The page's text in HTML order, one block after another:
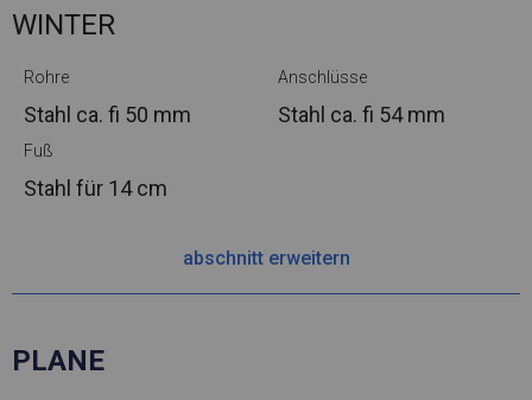
WINTER
Rohre
Stahl ca. fi 50 mm
Anschlüsse
Stahl ca. fi 54 mm
Fuß
Stahl für 14 cm
abschnitt erweitern
PLANE